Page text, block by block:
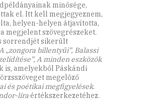
minősége,
el. Itt kell megjegyeznem,
helyen-helyen átjavította,
megjelent szövegrészeket.
sorrendjét sikerült
„zongora billentyűi”, Balassi
A minden eszközök
is, amelyekből Páskándi
megelőző
és poétikai megfigyelések.
líra értékszerkezetéhez.